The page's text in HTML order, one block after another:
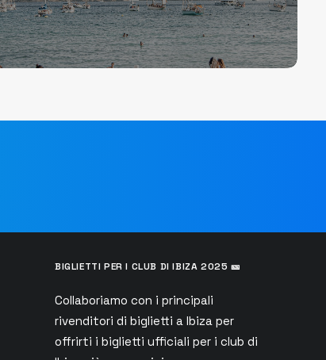
BIGLIETTI PER I CLUB DI IBIZA 2025 🎫
Collaboriamo con i principali
rivenditori di biglietti a Ibiza per
offrirti i biglietti ufficiali per i club di